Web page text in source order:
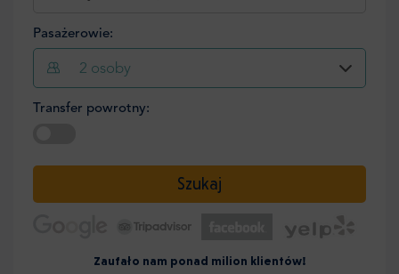
Pasażerowie:
2 osoby
Transfer powrotny:
Szukaj
Zaufało nam ponad milion klientów!